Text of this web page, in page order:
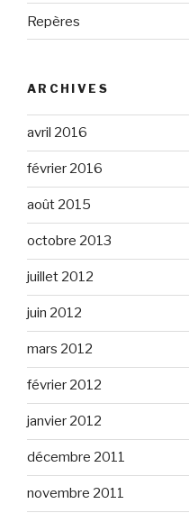
Repères
ARCHIVES
avril 2016
février 2016
août 2015
octobre 2013
juillet 2012
juin 2012
mars 2012
février 2012
janvier 2012
décembre 2011
novembre 2011